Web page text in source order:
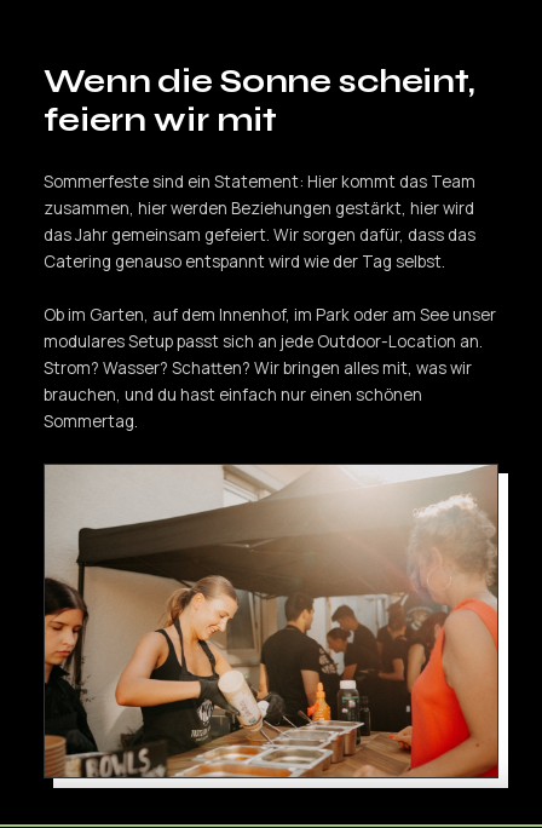
Wenn die Sonne scheint,
feiern wir mit
Sommerfeste sind ein Statement: Hier kommt das Team
zusammen, hier werden Beziehungen gestärkt, hier wird
das Jahr gemeinsam gefeiert. Wir sorgen dafür, dass das
Catering genauso entspannt wird wie der Tag selbst.
Ob im Garten, auf dem Innenhof, im Park oder am See unser
modulares Setup passt sich an jede Outdoor-Location an.
Strom? Wasser? Schatten? Wir bringen alles mit, was wir
brauchen, und du hast einfach nur einen schönen
Sommertag.